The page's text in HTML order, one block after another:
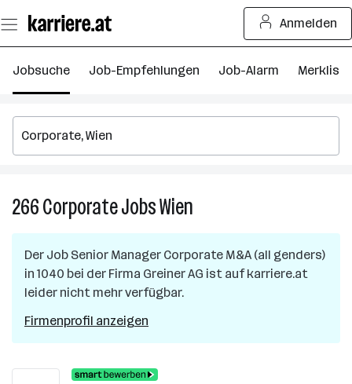
Seiteninhalt
springen
Anmelden
Jobsuche Job-Empfehlungen Job-Alarm Merkliste
266CorporateJobsWien
in
Wien
Der Job Senior Manager Corporate M&A (all genders)
in 1040 bei der Firma Greiner AG ist auf karriere.at
leider nicht mehr verfügbar.
Firmenprofil anzeigen